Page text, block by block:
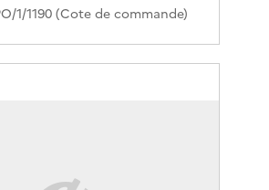
1/1190 (Cote de commande)